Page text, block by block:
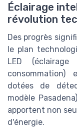
Éclairage
révolution
Des progrès
le plan
LED
consommation)
dotées de
modèle
apportent non
d'énergie.